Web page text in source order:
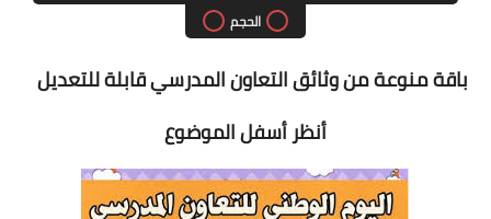
الحجم
باقة منوعة من وثائق التعاون المدرسي قابلة للتعديل
أنظر أسفل الموضوع